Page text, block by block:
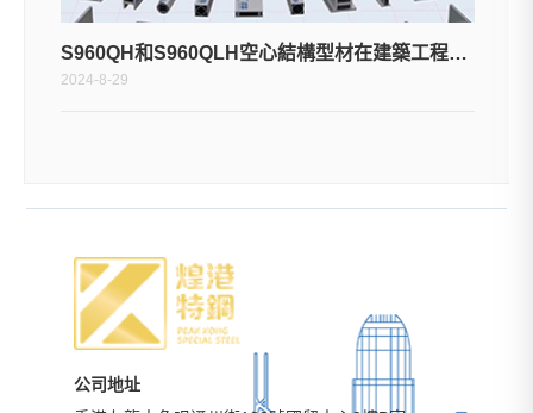
S960QH和S960QLH空心結構型材在建築工程的應用
2024-8-29
公司地址